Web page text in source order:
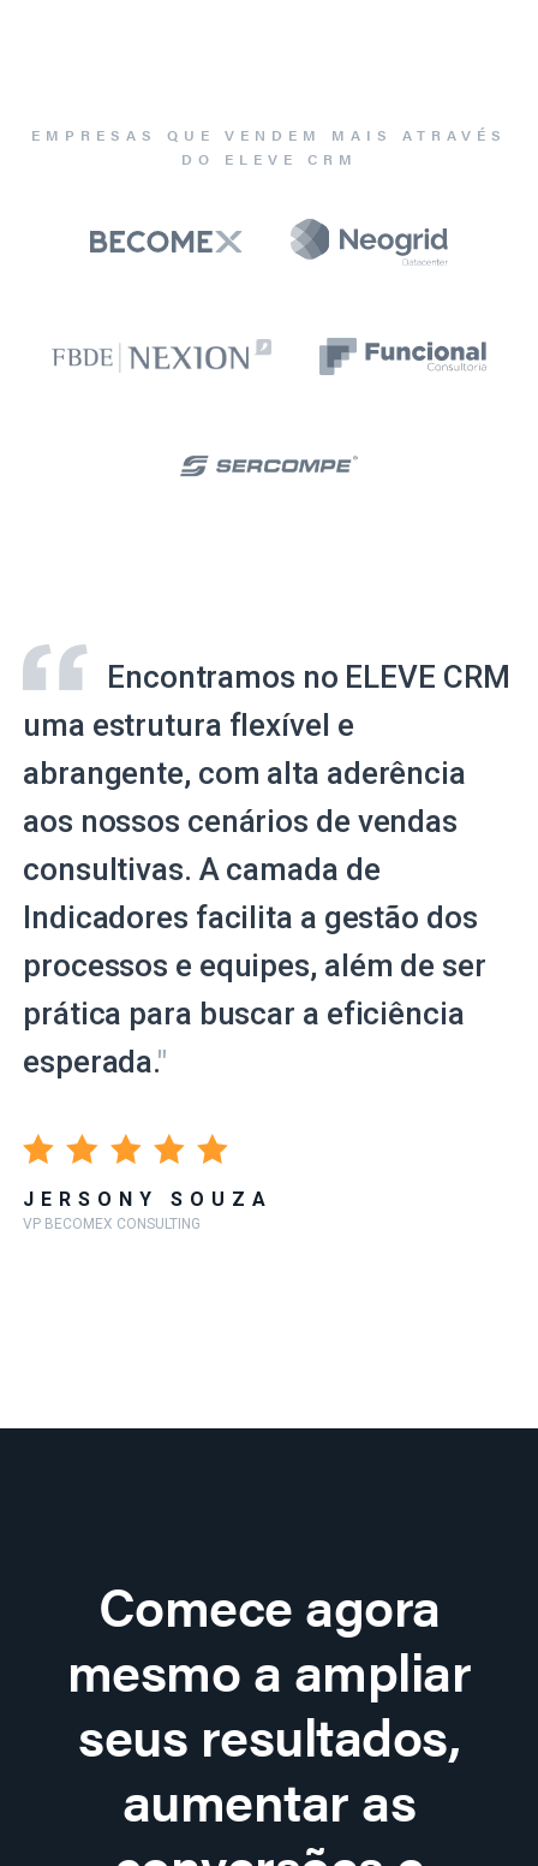
EMPRESAS QUE VENDEM MAIS ATRAVÉS
DO ELEVE CRM
Encontramos no ELEVE CRM
uma estrutura flexível e
abrangente, com alta aderência
aos nossos cenários de vendas
consultivas. A camada de
Indicadores facilita a gestão dos
processos e equipes, além de ser
prática para buscar a eficiência
esperada."
JERSONY SOUZA
VP BECOMEX CONSULTING
Comece agora
mesmo a ampliar
seus resultados,
aumentar as